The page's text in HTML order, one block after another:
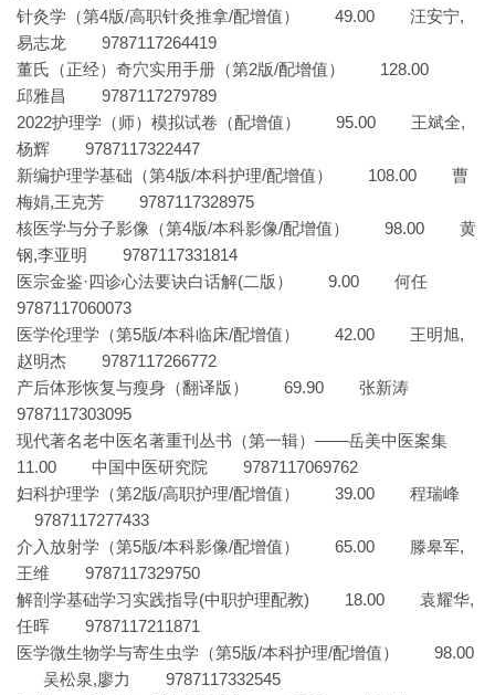
针灸学（第4版/高职针灸推拿/配增值） 49.00 汪安宁,
易志龙 9787117264419
董氏（正经）奇穴实用手册（第2版/配增值） 128.00
邱雅昌 9787117279789
2022护理学（师）模拟试卷（配增值） 95.00 王斌全,
杨辉 9787117322447
新编护理学基础（第4版/本科护理/配增值） 108.00 曹
梅娟,王克芳 9787117328975
核医学与分子影像（第4版/本科影像/配增值） 98.00 黄
钢,李亚明 9787117331814
医宗金鉴·四诊心法要诀白话解(二版） 9.00 何任
9787117060073
医学伦理学（第5版/本科临床/配增值） 42.00 王明旭,
赵明杰 9787117266772
产后体形恢复与瘦身（翻译版） 69.90 张新涛
9787117303095
现代著名老中医名著重刊丛书（第一辑）——岳美中医案集
11.00 中国中医研究院 9787117069762
妇科护理学（第2版/高职护理/配增值） 39.00 程瑞峰
9787117277433
介入放射学（第5版/本科影像/配增值） 65.00 滕皋军,
王维 9787117329750
解剖学基础学习实践指导(中职护理配教) 18.00 袁耀华,
任晖 9787117211871
医学微生物学与寄生虫学（第5版/本科护理/配增值） 98.00
吴松泉,廖力 9787117332545